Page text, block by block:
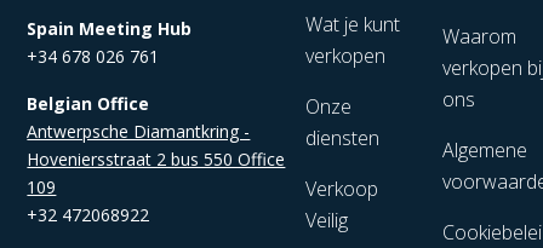
Spain Meeting Hub
+34 678 026 761
Belgian Office
Antwerpsche Diamantkring -
Hoveniersstraat 2 bus 550 Office
109
+32 472068922
Wat je kunt
verkopen
Onze
diensten
Verkoop
Veilig
Waarom
verkopen
ons
Algemene